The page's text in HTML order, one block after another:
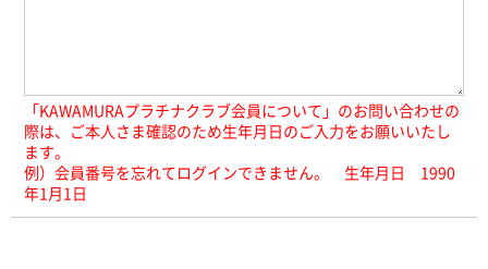
「KAWAMURAプラチナクラブ会員について」のお問い合わせの
際は、ご本人さま確認のため生年月日のご入力をお願いいたし
ます。
例）会員番号を忘れてログインできません。 生年月日 1990
年1月1日